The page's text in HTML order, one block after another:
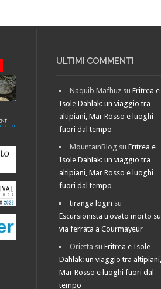
ULTIMI COMMENTI
Naquib Mafhuz suEritrea e
Isole Dahlak: un viaggio tra
altipiani, Mar Rosso e luoghi
fuori dal tempo
MountainBlog suEritrea e
Isole Dahlak: un viaggio tra
altipiani, Mar Rosso e luoghi
fuori dal tempo
tiranga login su
Escursionista trovato morto su
via ferrata a Courmayeur
Orietta suEritrea e Isole
Dahlak: un viaggio tra altipiani,
Mar Rosso e luoghi fuori dal
tempo